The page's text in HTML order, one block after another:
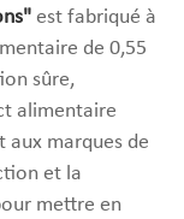
est fabriqué à
de 0,55
sûre,
alimentaire
aux marques de
et la
mettre en